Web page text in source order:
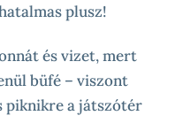
plusz!
és vizet, mert
büfé – viszont
piknikre a játszótér